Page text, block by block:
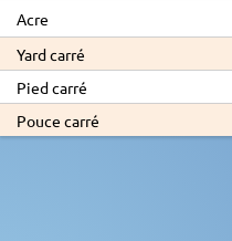
Acre
Yard carré
Pied carré
Pouce carré